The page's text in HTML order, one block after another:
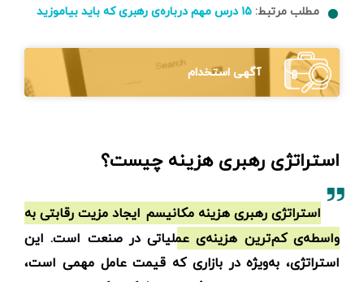
مطلب مرتبط: ۱۵ درس مهم درباره‌ی رهبری که باید بیاموزید
آگهی استخدام
استراتژی رهبری هزینه چیست؟
استراتژی رهبری هزینه مکانیسم ایجاد مزیت رقابتی به
واسطه‌ی کم‌ترین هزینه‌ی عملیاتی در صنعت است. این
استراتژی، به‌ویژه در بازاری که قیمت عامل مهمی است،